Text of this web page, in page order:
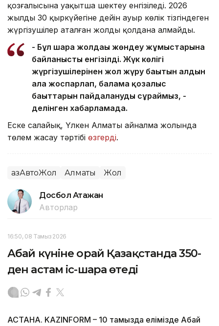
қозғалысына уақытша шектеу енгізіледі. 2026
жылдың 30 қыркүйегіне дейін ауыр көлік тізгіндеген
жүргізушілер аталған жолды қолдана алмайды.
- Бұл шара жолдағы жөндеу жұмыстарына
байланысты енгізілді. Жүк көлігі
жүргізушілерінен жол жүру бағытын алдын
ала жоспарлап, балама қозғалыс
бағыттарын пайдалануды сұраймыз, -
делінген хабарламада.
Еске салайық, Үлкен Алматы айналма жолында
төлем жасау тәртібі өзгерді.
ҚазАвтоЖол Алматы Жол
Досбол Атажан
Авторлар
16:50, 08 Тамыз 2026
Абай күніне орай Қазақстанда 350-
ден астам іс-шара өтеді
АСТАНА. KAZINFORM – 10 тамызда елімізде Абай